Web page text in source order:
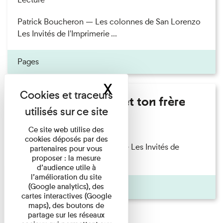
Patrick Boucheron — Les colonnes de San Lorenzo
Les Invités de l'Imprimerie ...
Pages
Marie Cosnay - Toi et ton frère
Lecture
Marie Cosnay — Toi et ton frère Les Invités de
l'Imprimerie n°10 À ...
Pages
Ce site web utilise des
cookies déposés par des
partenaires pour vous
proposer : la mesure
d’audience utile à
l’amélioration du site
(Google analytics), des
cartes interactives (Google
maps), des boutons de
partage sur les réseaux
XMasquer le